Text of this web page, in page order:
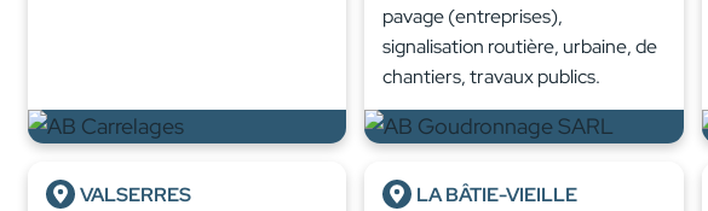
pavage (entreprises),
signalisation routière, urbaine, de
chantiers, travaux publics.
VALSERRES
LA BÂTIE-VIEILLE